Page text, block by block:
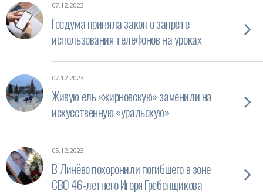
07.12.2023
Госдума приняла закон о запрете
использования телефонов на уроках
07.12.2023
Живую ель «жирновскую» заменили на
искусственную «уральскую»
05.12.2023
В Линёво похоронили погибшего в зоне
СВО 46-летнего Игоря Гребенщикова